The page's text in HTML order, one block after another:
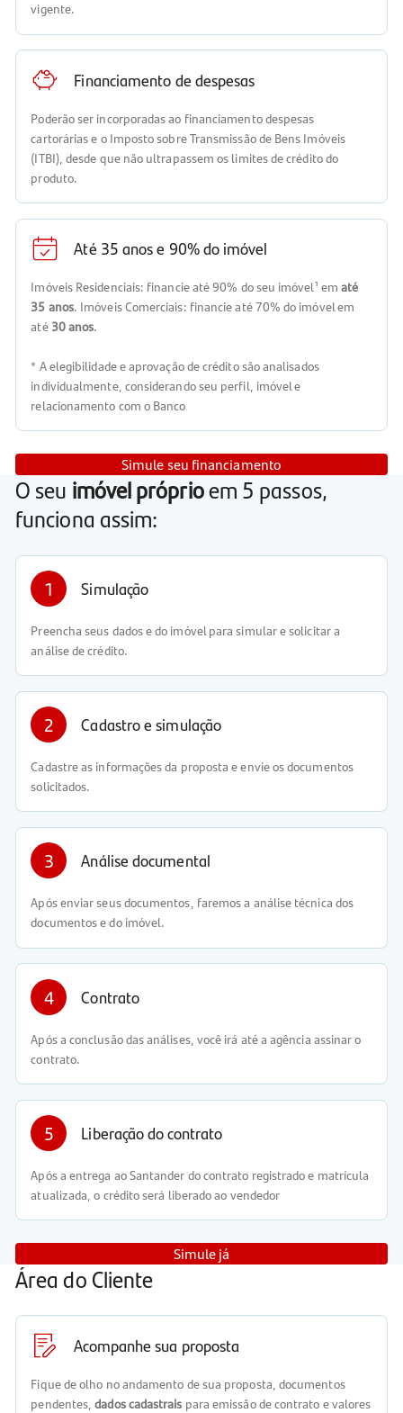
vigente.
Financiamento de despesas
Poderão ser incorporadas ao financiamento despesas
cartorárias e o Imposto sobre Transmissão de Bens Imóveis
(ITBI), desde que não ultrapassem os limites de crédito do
produto.
Até 35 anos e 90% do imóvel
Imóveis Residenciais: financie até 90% do seu imóvel¹ em até
35 anos. Imóveis Comerciais: financie até 70% do imóvel em
até 30 anos.
* A elegibilidade e aprovação de crédito são analisados
individualmente, considerando seu perfil, imóvel e
relacionamento com o Banco
Simule seu financiamento
O seu imóvel próprioem 5 passos,
funciona assim:
1 Simulação
Preencha seus dados e do imóvel para simular e solicitar a
análise de crédito.
2 Cadastro e simulação
Cadastre as informações da proposta e envie os documentos
solicitados.
3 Análise documental
Após enviar seus documentos, faremos a análise técnica dos
documentos e do imóvel.
4 Contrato
Após a conclusão das análises, você irá até a agência assinar o
contrato.
5 Liberação do contrato
Após a entrega ao Santander do contrato registrado e matrícula
atualizada, o crédito será liberado ao vendedor
Simule já
Área do Cliente
Acompanhe sua proposta
Fique de olho no andamento de sua proposta, documentos
pendentes,dados cadastrais para emissão de contrato e valores